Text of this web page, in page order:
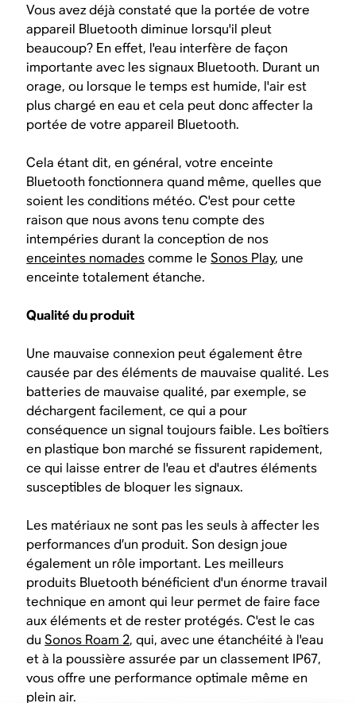
Vous avez déjà constaté que la portée de votre
appareil Bluetooth diminue lorsqu'il pleut
beaucoup? En effet, l'eau interfère de façon
importante avec les signaux Bluetooth. Durant un
orage, ou lorsque le temps est humide, l'air est
plus chargé en eau et cela peut donc affecter la
portée de votre appareil Bluetooth.
Cela étant dit, en général, votre enceinte
Bluetooth fonctionnera quand même, quelles que
soient les conditions météo. C'est pour cette
raison que nous avons tenu compte des
intempéries durant la conception de nos
enceintes nomadescomme leSonos Play, une
enceinte totalement étanche.
Qualité du produit
Une mauvaise connexion peut également être
causée par des éléments de mauvaise qualité. Les
batteries de mauvaise qualité, par exemple, se
déchargent facilement, ce qui a pour
conséquence un signal toujours faible. Les boîtiers
en plastique bon marché se fissurent rapidement,
ce qui laisse entrer de l'eau et d'autres éléments
susceptibles de bloquer les signaux.
Les matériaux ne sont pas les seuls à affecter les
performances d’un produit. Son design joue
également un rôle important. Les meilleurs
produits Bluetooth bénéficient d'un énorme travail
technique en amont qui leur permet de faire face
aux éléments et de rester protégés. C'est le cas
duSonos Roam 2, qui, avec une étanchéité à l'eau
et à la poussière assurée par un classement IP67,
vous offre une performance optimale même en
plein air.